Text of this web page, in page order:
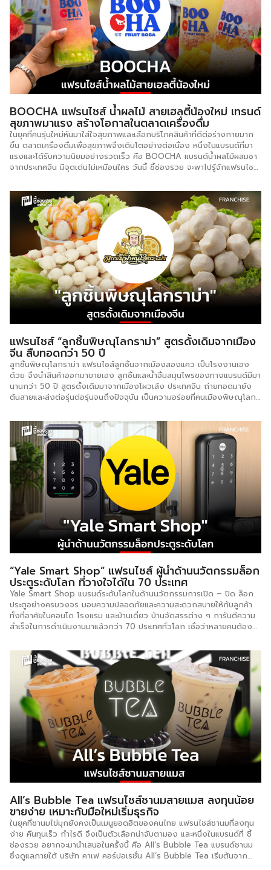
BOOCHA แฟรนไชส์ น้ำผลไม้ สายเฮลตี้น้องใหม่ เทรนด์
สุขภาพมาแรง สร้างโอกาสในตลาดเครื่องดื่ม
ในยุคที่คนรุ่นใหม่หันมาใส่ใจสุขภาพและเลือกบริโภคสินค้าที่ดีต่อร่างกายมาก
ขึ้น ตลาดเครื่องดื่มเพื่อสุขภาพจึงเติบโตอย่างต่อเนื่อง หนึ่งในแบรนด์ที่มา
แรงและได้รับความนิยมอย่างรวดเร็ว คือ BOOCHA แบรนด์น้ำผลไม้ผสมชา
จากประเทศจีน มีจุดเด่นไม่เหมือนใคร วันนี้ ชี้ช่องรวย จะพาไปรู้จักแฟรนไชส์
BOOCHA ที่เพิ่งเปิดตัวได้ไม่นานแต่ขยายสาขาไปแล้ว 4 สาขา BOOCHA
และดีต่อร่างกาย โดยผสมผสานระหว่าง “ชาคุณภาพสูง” กับ “ผลไม้สด” ที่ไม่
ผ่านการแช่แข็ง เพื่อคงคุณค่าสารอาหารและรสชาติที่สดใหม่ ตอบโจทย์กลุ่ม
คนเมืองยุคใหม่ที่ต้องการดูแลสุขภาพ แต่ยังต้องการความอร่อยและภาพ
ลักษณ์ของแบรนด์ที่โดดเด่น เมนูของ BOOCHA มีความหลากหลาย ทั้งเมนู
ที่เน้นผลไม้เปรี้ยวสดชื่น เช่น เสาวรส สับปะรด รวมถึงเมนูหวานนุ่น อย่างมัท
ฉะ มะม่วง หรือเบอร์รี่ต่างๆ ที่ตอบโจทย์กลุ่มลูกค้าหลากหลายวัย โดยเฉพาะ
กลุ่มวัยรุ่นและคนทำงานในเมือง และที่สำคัญคือการใช้เม็ด BOBA ที่ทำจาก
ธัญพืช เช่น ถั่วและข้าว ไม่ใช่แป้งหรือน้ำตาลล้วน ทำให้เป็นทางเลือกที่ดีต่อ
สุขภาพมากยิ่งขึ้น ในแง่มุมของธุรกิจ BOOCHA ถูกออกแบบมาให้เหมาะกับ
ผู้ประกอบการยุคใหม่ที่ต้องการเริ่มต้นธุรกิจอย่างรวดเร็ว โดยไม่จำเป็นต้อง
มีประสบการณ์ด้านเครื่องดื่มมาก่อน แบรนด์มีระบบสนับสนุนที่ครบถ้วน ทั้ง
การฝึกอบรมพนักงาน การจัดส่งวัตถุดิบตามมาตรฐาน และแผนการตลาดที่
ทันสมัย นอกจากนี้ […]
แฟรนไชส์ “ลูกชิ้นพิษณุโลกราม่า” สูตรดั้งเดิมจากเมือง
จีน สืบทอดกว่า 50 ปี
ลูกชิ้นพิษณุโลกราม่า แฟรนไชส์ลูกชิ้นจากเมืองสองแคว เป็นโรงงานเอง
ด้วย จึงนำสินค้าออกมาขายเอง ลูกชิ้นและน้ำจิ้มสมุนไพรของทางแบรนด์มีมา
นานกว่า 50 ปี สูตรดั้งเดิมมาจากเมืองโผวเล้ง ประเทศจีน ถ่ายทอดมายัง
ต้นสายและส่งต่อรุ่นต่อรุ่นจนถึงปัจจุบัน เป็นความอร่อยที่คนเมืองพิษณุโลก
รู้จักเป็นอย่างดี ราคาเริ่มต้น : 4,999 บาท จำนวนสาขา : มากกว่า 300
10 ถุง / น้ำจิ้ม 5 กก. อุปกรณ์ที่ได้รับเบื้องต้น : ป้ายร้านติดขอบโต๊ะ
120×80 ซม. 1 ชุด จุดเด่นธุรกิจ -ราคาถูก เข้าถึงง่ายเพียง 5 บาท/ไม้ชิ้น
พิษณุโลกดราม่า -มีสินค้าทั้งลูกชิ้นหมู ลูกชิ้นปิ้ง จะทอดหรือปิ้งก็ได้ -รูปแบบ
ให้เลือกหลากหลายเหมาะกับการลงทุน สนใจติดต่อ : 089-7088406
Facebook : ลูกชิ้นพิษณุโลกราม่า […]
“Yale Smart Shop” แฟรนไชส์ ผู้นำด้านนวัตกรรมล็อก
ประตูระดับโลก ที่วางใจได้ใน 70 ประเทศ
Yale Smart Shop แบรนด์ระดับโลกในด้านนวัตกรรมการเปิด – ปิด ล็อก
ประตูอย่างครบวงจร มอบความปลอดภัยและความสะดวกสบายให้กับลูกค้า
ทั้งที่อาศัยในคอนโด โรงแรม และบ้านเดี่ยว บ้านจัดสรรต่าง ๆ การันตีความ
สำเร็จในการดำเนินงานมาแล้วกว่า 70 ประเทศทั่วโลก เชื่อว่าหลายคนต้อง
เคยใช้แบรนด์ Yale กันมาบ้าง ข้อมูลการลงทุน ค่าแฟรนไชส์ : 200,000
ไฟฟ้า ร้านวัสดุก่อสร้าง ขนาดพื้นที่เริ่มต้น : 5 ตารางเมตร กลุ่มลูกค้า : ผู้
อาศัยคอนโด หมู่บ้านจัดสรร บ้านเดี่ยว อาคารพาณิชย์ เจ้าของหอพัก
จำนวนสาขา : มากกว่า 50 สาขา ระยะเวลาคืนทุน : 3 – 6 เดือน กลยุทธ์
ธุรกิจ […]
All’s Bubble Tea แฟรนไชส์ชานมสายแมส ลงทุนน้อย
ขายง่าย เหมาะกับมือใหม่เริ่มธุรกิจ
ในยุคที่ชานมไข่มุกยังคงเป็นเมนูยอดฮิตของคนไทย แฟรนไชส์ชานมที่ลงทุน
ง่าย คืนทุนเร็ว กำไรดี จึงเป็นตัวเลือกน่าจับตามอง และหนึ่งในแบรนด์ที่ ชี้
ช่องรวย อยากจะมานำเสนอในครั้งนี้ คือ All’s Bubble Tea แบรนด์ชานม
ซึ่งดูแลภายใต้ บริษัท คาเฟ คอร์ปอเรชั่น All’s Bubble Tea เริ่มต้นจาก
แนวคิดของผู้ประกอบการที่มองเห็นโอกาสในตลาดชานมราคาย่อมเยา เข้าถึง